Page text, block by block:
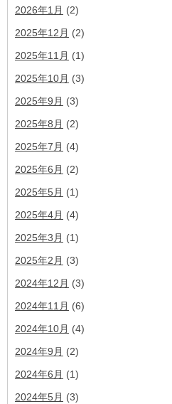
2026年1月 (2)
2025年12月 (2)
2025年11月 (1)
2025年10月 (3)
2025年9月 (3)
2025年8月 (2)
2025年7月 (4)
2025年6月 (2)
2025年5月 (1)
2025年4月 (4)
2025年3月 (1)
2025年2月 (3)
2024年12月 (3)
2024年11月 (6)
2024年10月 (4)
2024年9月 (2)
2024年6月 (1)
2024年5月 (3)